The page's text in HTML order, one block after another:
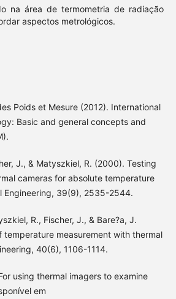
na área de termometria de radiação
aspectos metrológicos.
Poids et Mesure (2012). International
Basic and general concepts and
J., & Matyszkiel, R. (2000). Testing
cameras for absolute temperature
Engineering, 39(9), 2535-2544.
R., Fischer, J., & Bare?a, J.
temperature measurement with thermal
40(6), 1106-1114.
using thermal imagers to examine
em